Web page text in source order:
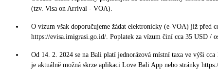
(tzv. Visa on Arrival - VOA).
O vízum však doporučujeme žádat elektronicky (e-VOA) již před
https://evisa.imigrasi.go.id/. Poplatek za vízum činí cca 35 USD /
Od 14. 2. 2024 se na Bali platí jednorázová místní taxa ve výši cca
je aktuálně možná skrze aplikaci Love Bali App nebo stránky